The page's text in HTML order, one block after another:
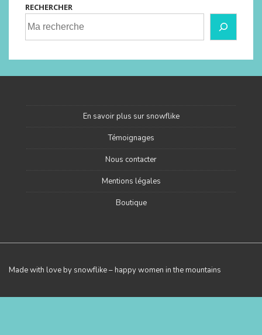
RECHERCHER
En savoir plus sur snowflike
Témoignages
Nous contacter
Mentions légales
Boutique
Made with love by snowflike – happy women in the mountains